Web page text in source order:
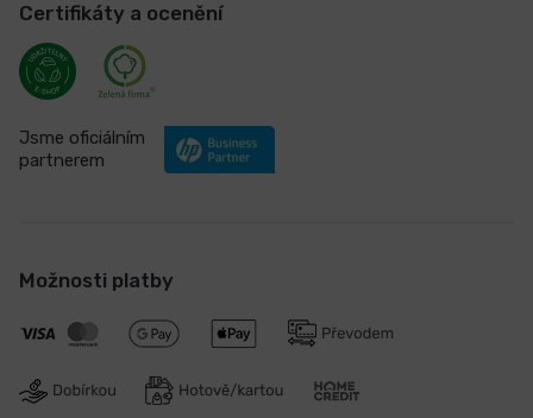
Certifikáty a ocenění
Jsme oficiálním
partnerem
Možnosti platby